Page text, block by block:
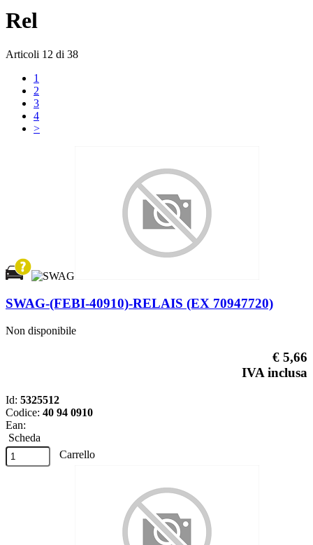
Rel
Articoli 12 di 38
1
2
3
4
>
SWAG-(FEBI-40910)-RELAIS (EX 70947720)
Non disponibile
€ 5,66
IVA inclusa
Id: 5325512
Codice: 40 94 0910
Ean:
Scheda
Carrello